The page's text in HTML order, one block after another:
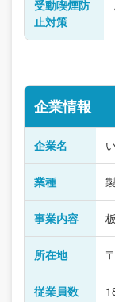
受動喫煙防
止対策
企業情報
企業名
業種
事業内容
所在地
従業員数